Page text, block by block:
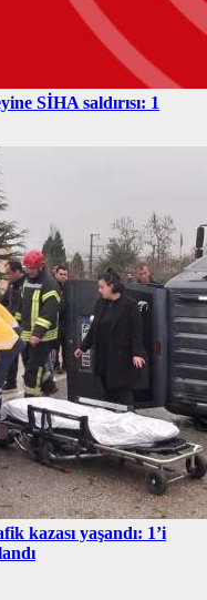
SİHA saldırısı: 1
kazası yaşandı: 1’i